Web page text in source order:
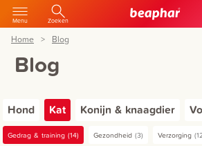
Menu Zoeken
Home Blog
Blog
Hond Kat
Gedrag & training 14 Gezondheid 3 Verzorging 12
Konijn & knaagdier